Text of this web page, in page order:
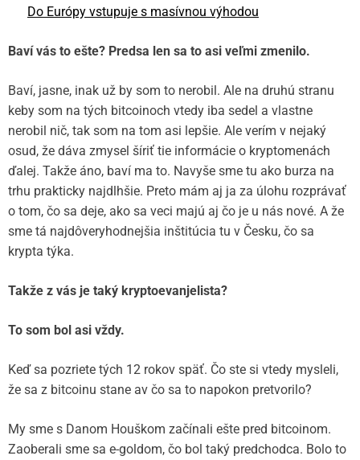
Do Európy vstupuje s masívnou výhodou
Baví vás to ešte? Predsa len sa to asi veľmi zmenilo.
Baví, jasne, inak už by som to nerobil. Ale na druhú stranu
keby som na tých bitcoinoch vtedy iba sedel a vlastne
nerobil nič, tak som na tom asi lepšie. Ale verím v nejaký
osud, že dáva zmysel šíriť tie informácie o kryptomenách
ďalej. Takže áno, baví ma to. Navyše sme tu ako burza na
trhu prakticky najdlhšie. Preto mám aj ja za úlohu rozprávať
o tom, čo sa deje, ako sa veci majú aj čo je u nás nové. A že
sme tá najdôveryhodnejšia inštitúcia tu v Česku, čo sa
krypta týka.
Takže z vás je taký kryptoevanjelista?
To som bol asi vždy.
Keď sa pozriete tých 12 rokov späť. Čo ste si vtedy mysleli,
že sa z bitcoinu stane av čo sa to napokon pretvorilo?
My sme s Danom Houškom začínali ešte pred bitcoinom.
Zaoberali sme sa e-goldom, čo bol taký predchodca. Bolo to